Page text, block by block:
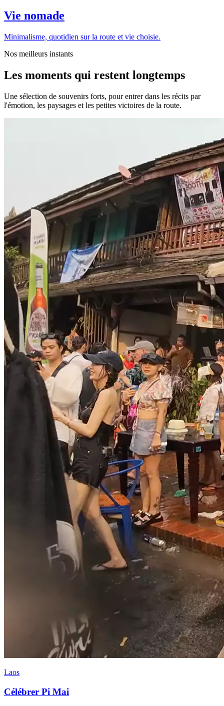
Vie nomade
Minimalisme, quotidien sur la route et vie choisie.
Nos meilleurs instants
Les moments qui restent longtemps
Une sélection de souvenirs forts, pour entrer dans les récits par
l'émotion, les paysages et les petites victoires de la route.
Laos
Célébrer Pi Mai